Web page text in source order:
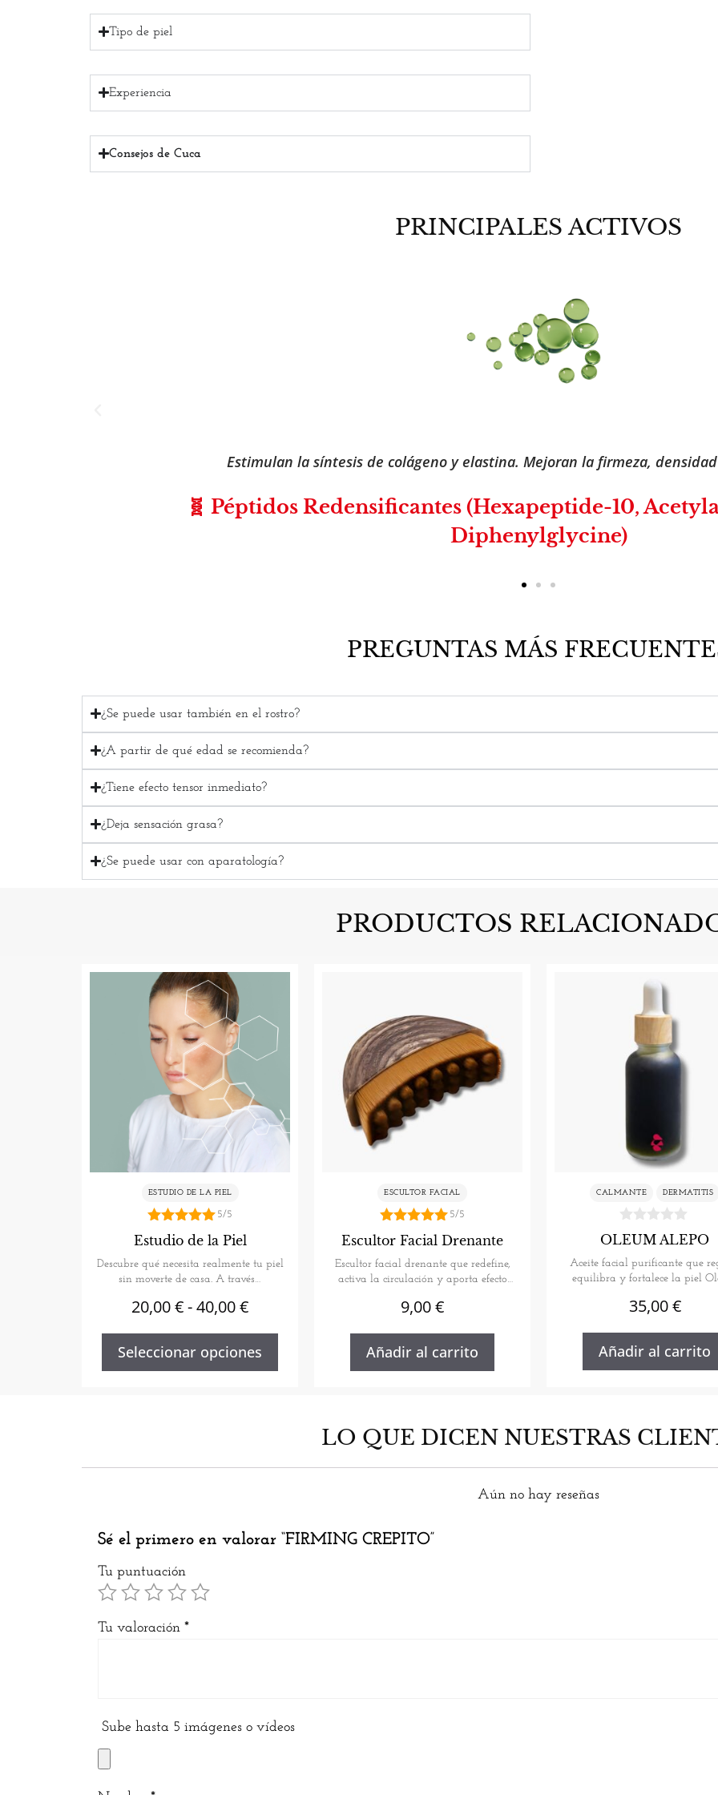
Tipo de piel
Experiencia
Consejos de Cuca
PRINCIPALES ACTIVOS
Hidratante y rellenador natural. Aporta volumen y suavidad a la piel,
💧 Ácido Hialurónico
PREGUNTAS MÁS
¿Se puede usar también en el rostro?
¿A partir de qué edad se recomienda?
¿Tiene efecto tensor inmediato?
¿Deja sensación grasa?
¿Se puede usar con aparatología?
PRODUCTOS
ESTUDIO DE LA PIEL
5.00
de 5
5/5
Estudio de la Piel
Descubre qué necesita realmente tu piel
sin moverte de casa. A través…
20,00€-40,00€
Seleccionar opciones
ESCULTOR FACIAL
5.00
de 5
5/5
Escultor Facial Drenante
Escultor facial drenante que redefine,
activa la circulación y aporta efecto
9,00€
Añadir al carrito
CALMANTE DERMATITIS
OLEUM ALEPO
Aceite facial purificante que
equilibra y fortalece la piel
35,00€
Añadir al carrito
LO QUE DICEN NUESTRAS
Aún no hay reseñas
Sé el primero en valorar “FIRMING CREPITO”
Tu puntuación
Tu valoración *
Sube hasta 5 imágenes o vídeos